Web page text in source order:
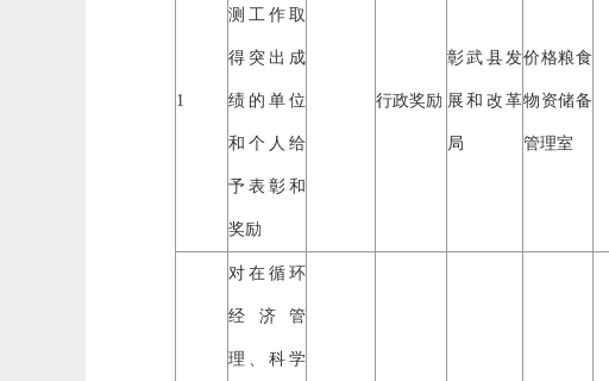
1
测工作取
得突出成
绩的单位
和个人给
予表彰和
奖励
行政奖励
彰武县发
展和改革
局
价格粮食
物资储备
管理室
对在循环
经济管
理、科学